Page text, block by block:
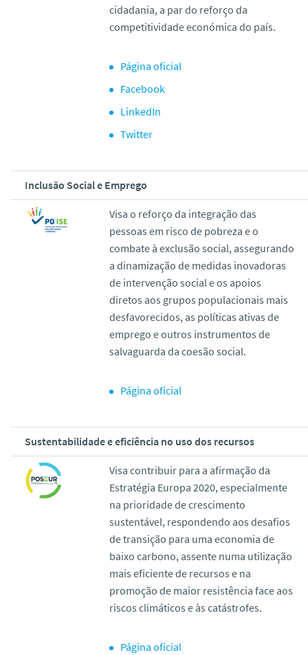
cidadania, a par do reforço da
competitividade económica do país.
Página oficial
Facebook
LinkedIn
Twitter
Inclusão Social e Emprego
Visa o reforço da integração das
pessoas em risco de pobreza e o
combate à exclusão social, assegurando
a dinamização de medidas inovadoras
de intervenção social e os apoios
diretos aos grupos populacionais mais
desfavorecidos, as políticas ativas de
emprego e outros instrumentos de
salvaguarda da coesão social.
Página oficial
Sustentabilidade e eficiência no uso dos recursos
Visa contribuir para a afirmação da
Estratégia Europa 2020, especialmente
na prioridade de crescimento
sustentável, respondendo aos desafios
de transição para uma economia de
baixo carbono, assente numa utilização
mais eficiente de recursos e na
promoção de maior resistência face aos
riscos climáticos e às catástrofes.
Página oficial